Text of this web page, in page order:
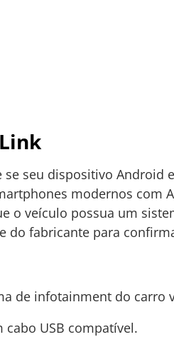
seu dispositivo Android
modernos com
o veículo possua um
do fabricante para
de infotainment do carro
USB compatível.